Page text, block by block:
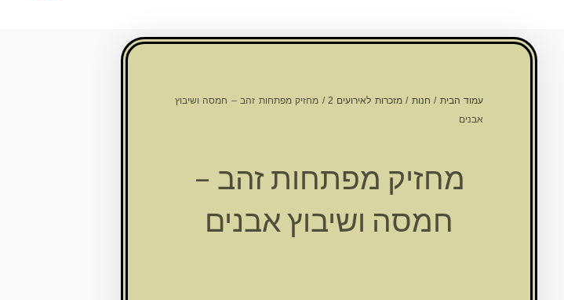
עמוד הבית / חנות /מזכרות לאירועים 2
/ מחזיק מפתחות זהב – חמסה ושיבוץ
אבנים
מחזיק מפתחות זהב –
חמסה ושיבוץ אבנים